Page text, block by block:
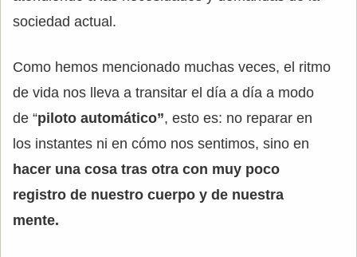
sociedad actual.
Como hemos mencionado muchas veces, el ritmo
de vida nos lleva a transitar el día a día a modo
de “piloto automático”, esto es: no reparar en
los instantes ni en cómo nos sentimos, sino en
hacer una cosa tras otra con muy poco
registro de nuestro cuerpo y de nuestra
mente.